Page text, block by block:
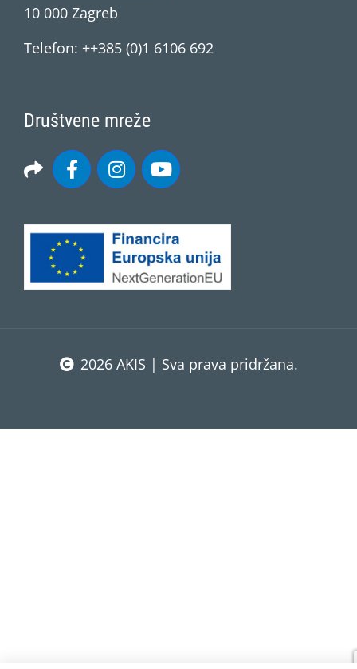
10 000 Zagreb
Telefon: ++385 (0)1 6106 692
Društvene mreže
2026 AKIS | Sva prava pridržana.